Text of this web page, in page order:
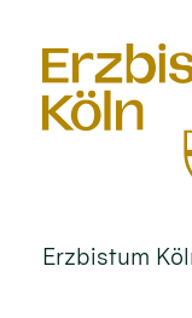
Erzbistum